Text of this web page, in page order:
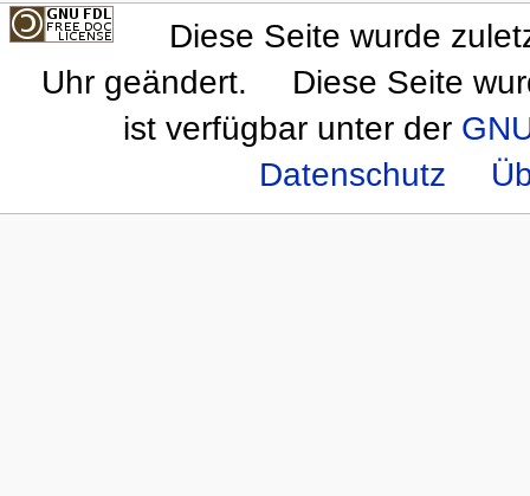
Diese Seite wurde
Uhr geändert.
Diese Seite
ist verfügbar unter der
Datenschutz